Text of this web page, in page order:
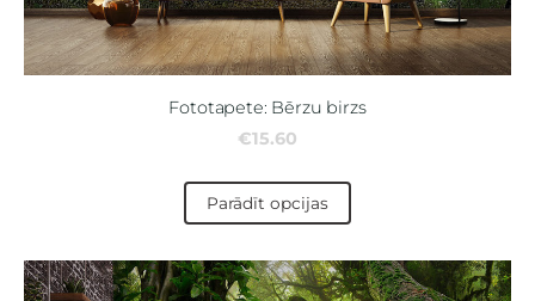
Fototapete: Bērzu birzs
€15.60
Parādīt opcijas